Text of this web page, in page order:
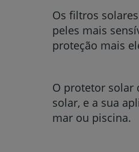
Os filtros
peles mais
proteção mais
O protetor solar
solar, e a sua
mar ou piscina.